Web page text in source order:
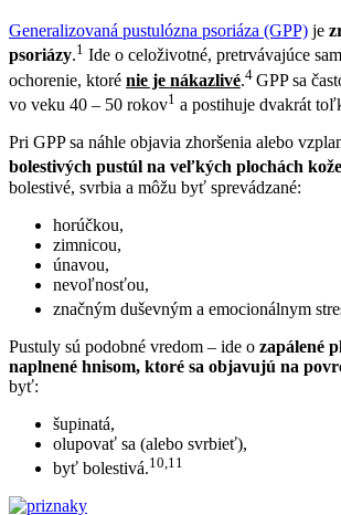
Generalizovaná pustulózna psoriáza (GPP) je
psoriázy.1 Ide o celoživotné, pretrvávajúce
ochorenie, ktoré nie je nákazlivé.4 GPP sa
vo veku 40 – 50 rokov1 a postihuje dvakrát
Pri GPP sa náhle objavia zhoršenia alebo
bolestivých pustúl na veľkých plochách
bolestivé, svrbia a môžu byť sprevádzané:
horúčkou,
zimnicou,
únavou,
nevoľnosťou,
značným duševným a emocionálnym
Pustuly sú podobné vredom – ide o zapálené
naplnené hnisom, ktoré sa objavujú na
byť:
šupinatá,
olupovať sa (alebo svrbieť),
byť bolestivá.10,11